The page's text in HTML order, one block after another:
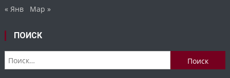
« Янв Мар »
ПОИСК
Найти: